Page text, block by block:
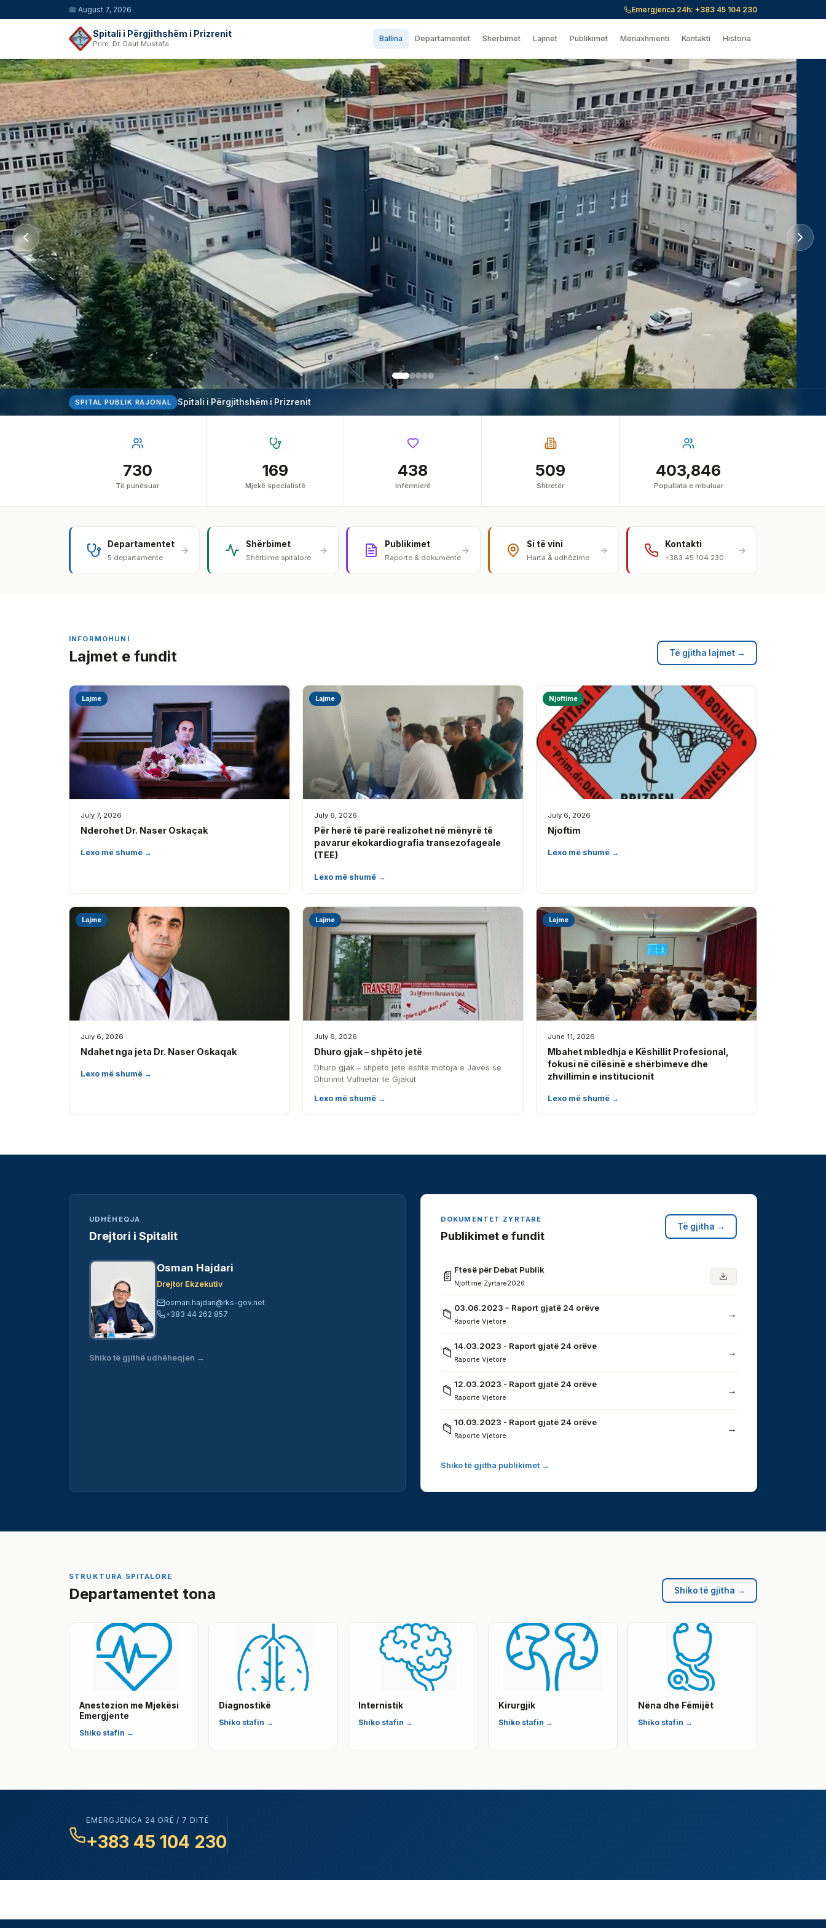
📅 August 7, 2026 Emergjenca 24h: +383 45 104 230
Spitali i Përgjithshëm i Prizrenit
Prim. Dr. Daut Mustafa
Ballina Departamentet Shërbimet Lajmet Publikimet Menaxhmenti Kontakti Historia
SPITAL PUBLIK RAJONAL Spitali i Përgjithshëm i Prizrenit
730
Të punësuar
169
Mjekë specialistë
438
Infermierë
509
Shtretër
403,846
Popullata e mbuluar
Departamentet
5 departamente
Shërbimet
Shërbime spitalore
Publikimet
Raporte & dokumente
Si të vini
Harta & udhëzime
Kontakti
+383 45 104 230
INFORMOHUNI
Lajmet e fundit Të gjitha lajmet →
Lajme
July 7, 2026
Nderohet Dr. Naser Oskaçak
Lexo më shumë →
Lajme
July 6, 2026
Për herë të parë realizohet në mënyrë të
pavarur ekokardiografia transezofageale
(TEE)
Lexo më shumë →
Njoftime
July 6, 2026
Njoftim
Lexo më shumë →
Lajme
July 6, 2026
Ndahet nga jeta Dr. Naser Oskaqak
Lexo më shumë →
Lajme
July 6, 2026
Dhuro gjak – shpëto jetë
Dhuro gjak – shpëto jetë është motoja e Javës së
Dhurimit Vullnetar të Gjakut
Lexo më shumë →
Lajme
June 11, 2026
Mbahet mbledhja e Këshillit Profesional,
fokusi në cilësinë e shërbimeve dhe
zhvillimin e institucionit
Lexo më shumë →
UDHËHEQJA
Drejtori i Spitalit
Osman Hajdari
Drejtor Ekzekutiv
osman.hajdari@rks-gov.net
+383 44 262 857
Shiko të gjithë udhëheqjen →
DOKUMENTET ZYRTARE
Publikimet e fundit
Të gjitha →
📄 Ftesë për Debat Publik
Njoftime Zyrtare2026
📁 03.06.2023 – Raport gjatë 24 orëve
Raporte Vjetore
→
📁 14.03.2023 - Raport gjatë 24 orëve
Raporte Vjetore
→
📁 12.03.2023 - Raport gjatë 24 orëve
Raporte Vjetore
→
📁 10.03.2023 - Raport gjatë 24 orëve
Raporte Vjetore
→
Shiko të gjitha publikimet →
STRUKTURA SPITALORE
Departamentet tona Shiko të gjitha →
Anestezion me Mjekësi
Emergjente
Shiko stafin →
Diagnostikë
Shiko stafin →
Internistik
Shiko stafin →
Kirurgjik
Shiko stafin →
Nëna dhe Fëmijët
Shiko stafin →
EMERGJENCA 24 ORË / 7 DITË
+383 45 104 230